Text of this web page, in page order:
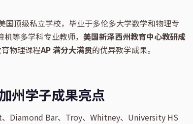
国顶级私立学校，毕业于多伦多大学数学和物理专
等多学科专业教师， 美国新泽西州教育中心教研成
物理课程AP 满分大满贯的优异教学成果。
州学子成果亮点
Diamond Bar、Troy、Whitney、University HS